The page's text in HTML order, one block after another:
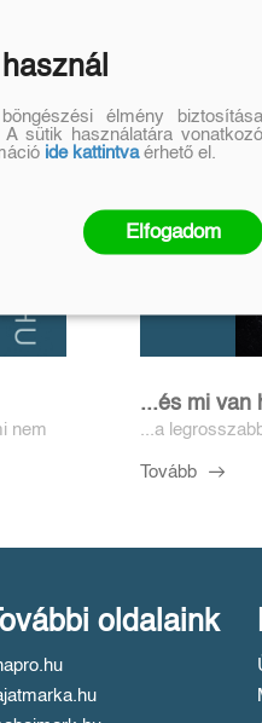
nem
...és mi van
...a
Tovább
oldalaink
élmény biztosítása
sütik használatára vonatkozó
ide kattintvaérhető el.
Elfogadom